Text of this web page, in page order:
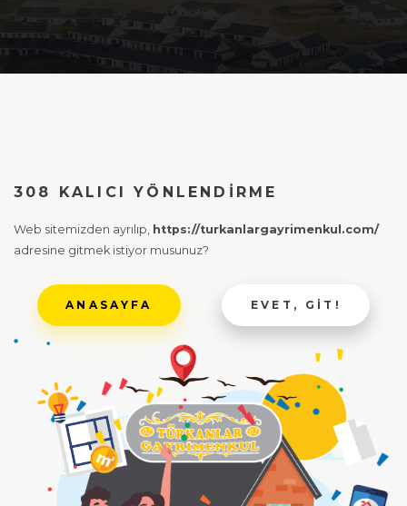
308 KALICI YÖNLENDIRME
Web sitemizden ayrılıp, https://turkanlargayrimenkul.com/
adresine gitmek istiyor musunuz?
ANASAYFA EVET, GIT!